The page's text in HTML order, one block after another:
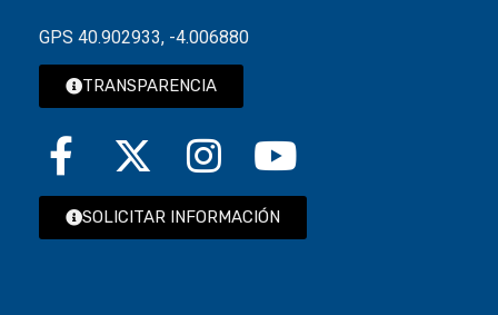
GPS 40.902933, -4.006880
TRANSPARENCIA
SOLICITAR INFORMACIÓN